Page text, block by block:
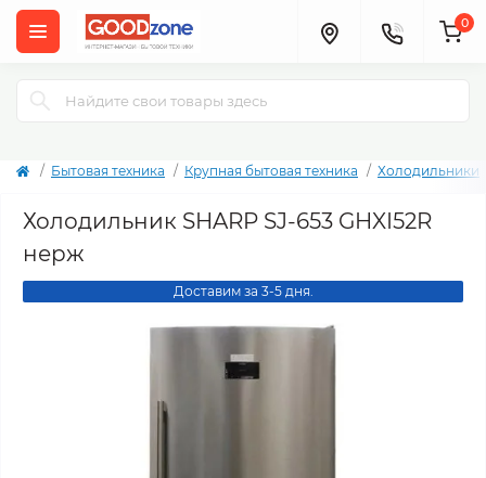
0
Бытовая техника Крупная бытовая техника Холодильники
Холодильник SHARP SJ-653 GHXI52R
нерж
Доставим за 3-5 дня.